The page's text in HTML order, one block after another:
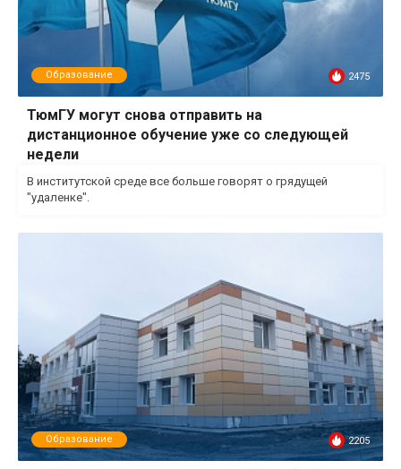
Образование 2475
ТюмГУ могут снова отправить на
дистанционное обучение уже со следующей
недели
В институтской среде все больше говорят о грядущей
"удаленке".
Образование 2205